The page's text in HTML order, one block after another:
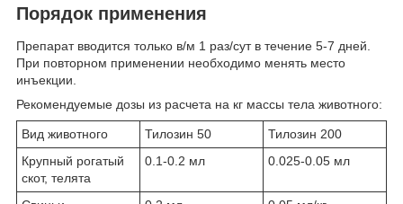
Порядок применения
Препарат вводится только в/м 1 раз/сут в течение 5-7 дней.
При повторном применении необходимо менять место
инъекции.
Рекомендуемые дозы из расчета на кг массы тела животного:
Вид животного Тилозин 50
Тилозин 200
Крупный рогатый
скот, телята
0.1-0.2 мл 0.025-0.05 мл